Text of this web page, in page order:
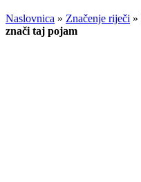
Naslovnica » Značenje riječi »
znači taj pojam